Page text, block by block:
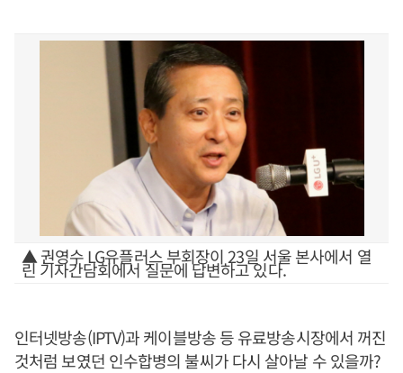
▲ 권영수 LG유플러스 부회장이 23일 서울 본사에서 열
린 기자간담회에서 질문에 답변하고 있다.
인터넷방송(IPTV)과 케이블방송 등 유료방송시장에서 꺼진
것처럼 보였던 인수합병의 불씨가 다시 살아날 수 있을까?